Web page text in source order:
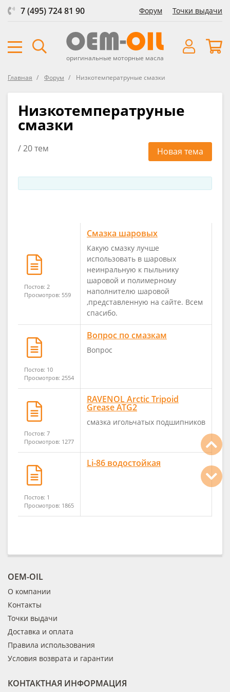
7 (495) 724 81 90 Форум Точки выдачи
оригинальные моторные масла
Главная Форум Низкотемператруные смазки
Низкотемператруные
смазки
/ 20 тем Новая тема
Постов: 2
Просмотров: 559
Смазка шаровых
Какую смазку лучше
использовать в шаровых
неинральную к пыльнику
шаровой и полимерному
наполнителю шаровой
,представленную на сайте. Всем
спасибо.
Постов: 10
Просмотров: 2554
Вопрос по смазкам
Вопрос
Постов: 7
Просмотров: 1277
RAVENOL Arctic Tripoid
Grease ATG2
смазка игольчатых подшипников
Постов: 1
Просмотров: 1865
Li-86 водостойкая
OEM-OIL
О компании
Контакты
Точки выдачи
Доставка и оплата
Правила использования
Условия возврата и гарантии
КОНТАКТНАЯ ИНФОРМАЦИЯ